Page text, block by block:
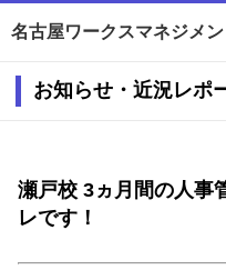
名古屋ワークスマネジメ
お知らせ・近況レポ
瀬戸校 3ヵ月間の人事
レです！